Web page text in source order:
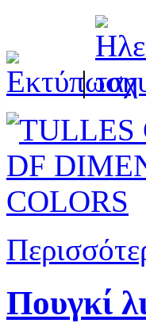
|
Πουγκί